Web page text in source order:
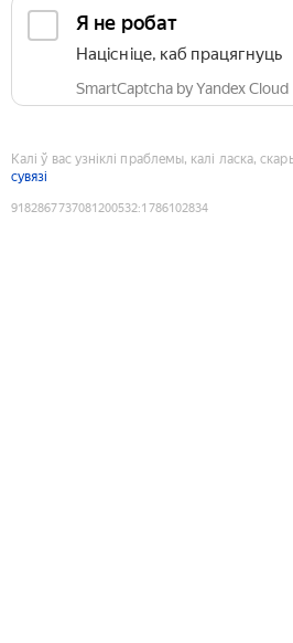
Я не робат
Націсніце, каб працягнуць
SmartCaptcha by Yandex Cloud
Калі ў вас узніклі праблемы, калі ласка,
сувязі
9182867737081200532:1786102834